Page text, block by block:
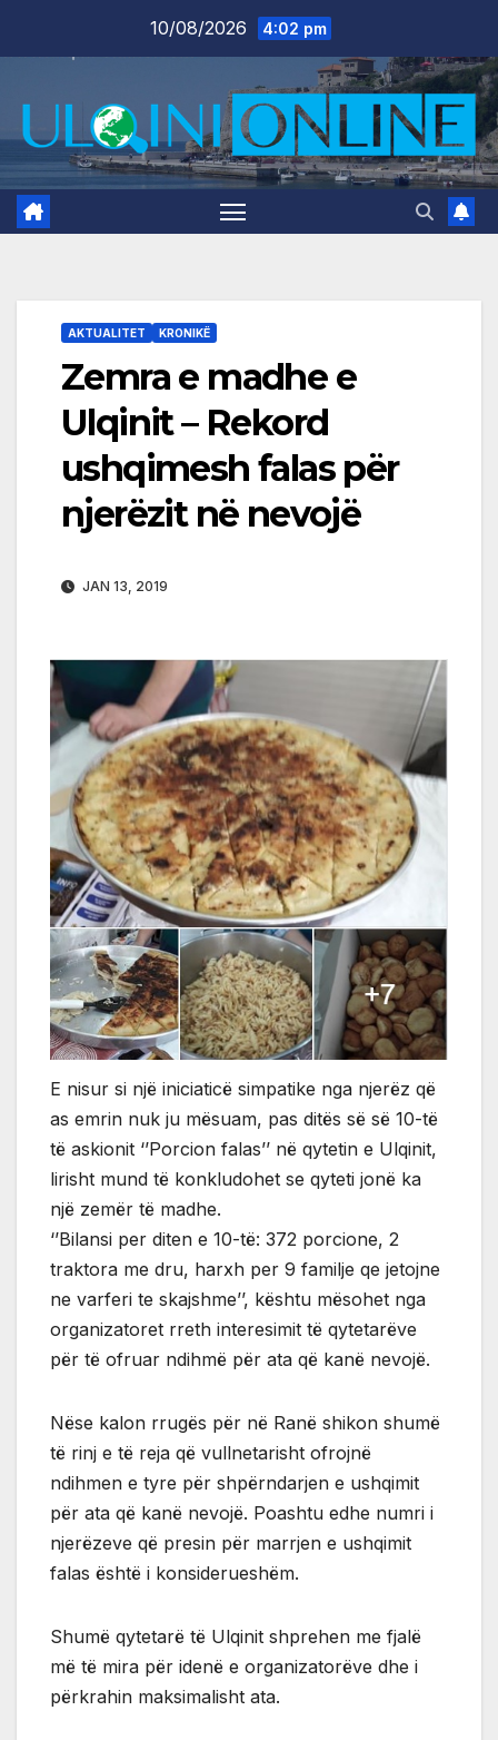
10/08/2026 4:02 pm
AKTUALITET KRONIKË
Zemra e madhe e
Ulqinit – Rekord
ushqimesh falas për
njerëzit në nevojë
JAN 13, 2019
E nisur si një iniciaticë simpatike nga njerëz që
as emrin nuk ju mësuam, pas ditës së së 10-të
të askionit ‘’Porcion falas’’ në qytetin e Ulqinit,
lirisht mund të konkludohet se qyteti jonë ka
një zemër të madhe.
‘’Bilansi per diten e 10-të: 372 porcione, 2
traktora me dru, harxh per 9 familje qe jetojne
ne varferi te skajshme’’, kështu mësohet nga
organizatoret rreth interesimit të qytetarëve
për të ofruar ndihmë për ata që kanë nevojë.
Nëse kalon rrugës për në Ranë shikon shumë
të rinj e të reja që vullnetarisht ofrojnë
ndihmen e tyre për shpërndarjen e ushqimit
për ata që kanë nevojë. Poashtu edhe numri i
njerëzeve që presin për marrjen e ushqimit
falas është i konsiderueshëm.
Shumë qytetarë të Ulqinit shprehen me fjalë
më të mira për idenë e organizatorëve dhe i
përkrahin maksimalisht ata.